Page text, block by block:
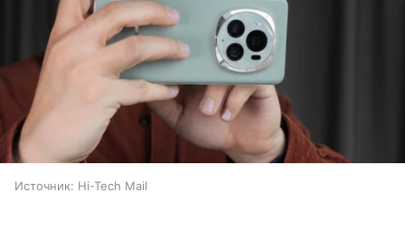
Источник: Hi-Tech Mail